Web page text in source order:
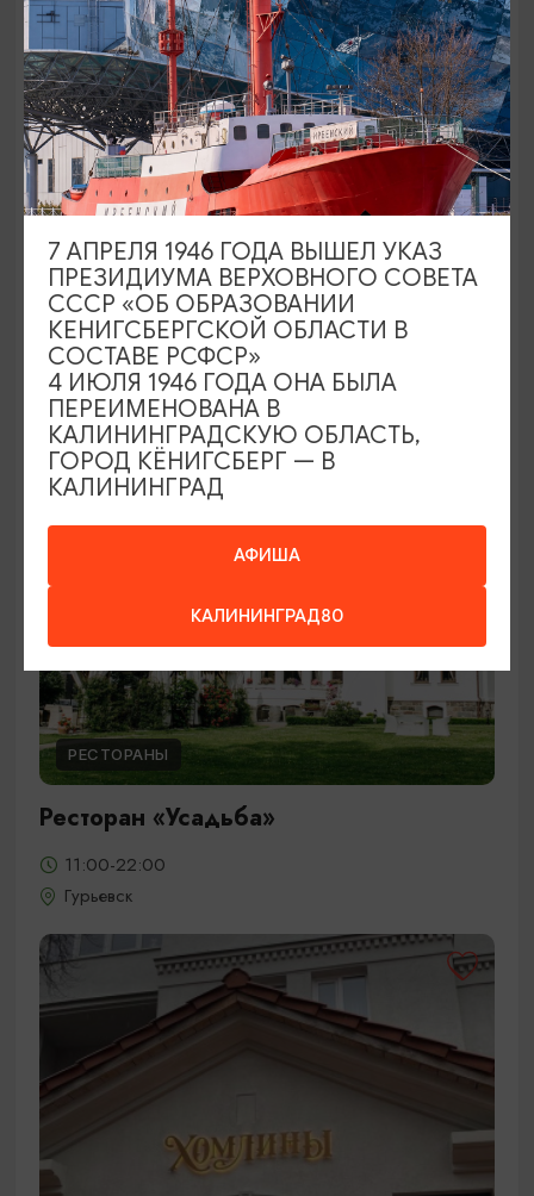
БАЛТИЙСКАЯ КУХНЯ
КАФЕ
Кафе «Палуба»
Ежедневно 9:00- 19:00
Балтийск
БАЛТИЙСКАЯ КУХНЯ
РЕСТОРАНЫ
Ресторан «Усадьба»
11:00-22:00
Гурьевск
АФИША
КАЛИНИНГРАД80
7 АПРЕЛЯ 1946 ГОДА ВЫШЕЛ УКАЗ
ПРЕЗИДИУМА ВЕРХОВНОГО СОВЕТА
СССР «ОБ ОБРАЗОВАНИИ
КЕНИГСБЕРГСКОЙ ОБЛАСТИ В
СОСТАВЕ РСФСР»
4 ИЮЛЯ 1946 ГОДА ОНА БЫЛА
ПЕРЕИМЕНОВАНА В
КАЛИНИНГРАДСКУЮ ОБЛАСТЬ,
ГОРОД КЁНИГСБЕРГ — В
КАЛИНИНГРАД